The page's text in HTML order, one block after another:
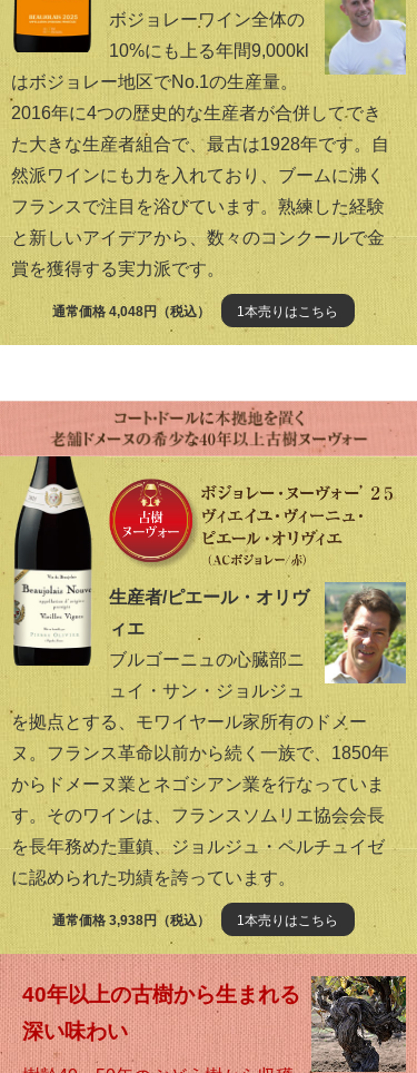
ボジョレーワイン全体の
10%にも上る年間9,000kl
はボジョレー地区でNo.1の生産量。
2016年に4つの歴史的な生産者が合併してでき
た大きな生産者組合で、最古は1928年です。自
然派ワインにも力を入れており、ブームに沸く
フランスで注目を浴びています。熟練した経験
と新しいアイデアから、数々のコンクールで金
賞を獲得する実力派です。
通常価格 4,048円（税込） 1本売りはこちら
生産者/ピエール・オリヴ
ィエ
ブルゴーニュの心臓部ニ
ュイ・サン・ジョルジュ
を拠点とする、モワイヤール家所有のドメー
ヌ。フランス革命以前から続く一族で、1850年
からドメーヌ業とネゴシアン業を行なっていま
す。そのワインは、フランスソムリエ協会会長
を長年務めた重鎮、ジョルジュ・ペルチュイゼ
に認められた功績を誇っています。
通常価格 3,938円（税込） 1本売りはこちら
40年以上の古樹から生まれる
深い味わい